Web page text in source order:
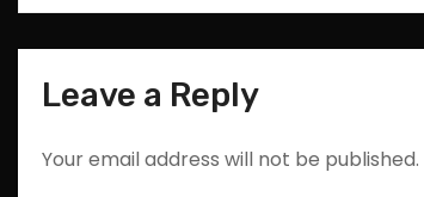
n
Leave a Reply
Your email address will not be published.